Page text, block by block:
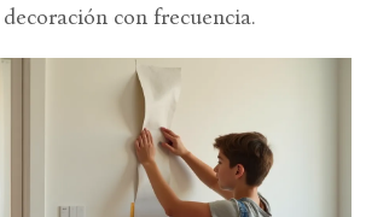
con frecuencia.